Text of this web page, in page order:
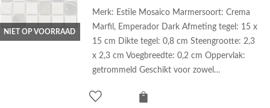
NIET OP VOORRAAD
Merk: Estile Mosaico Marmersoort: Crema
Marfil, Emperador Dark Afmeting tegel: 15 x
15 cm Dikte tegel: 0,8 cm Steengrootte: 2,3
x 2,3 cm Voegbreedte: 0,2 cm Oppervlak:
getrommeld Geschikt voor zowel…